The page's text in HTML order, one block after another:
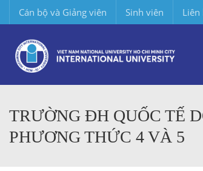
Cán bộ và Giảng viên Sinh viên Liên
TRƯỜNG ĐH QUỐC TẾ
PHƯƠNG THỨC 4 VÀ 5